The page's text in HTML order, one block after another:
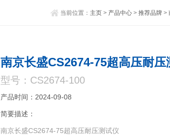
当前位置： 主页> 产品中心> 推荐品牌>
南京长盛CS2674-75超高压耐压
型号：CS2674-100
产品时间：2024-09-08
简要描述：
南京长盛CS2674-75超高压耐压测试仪